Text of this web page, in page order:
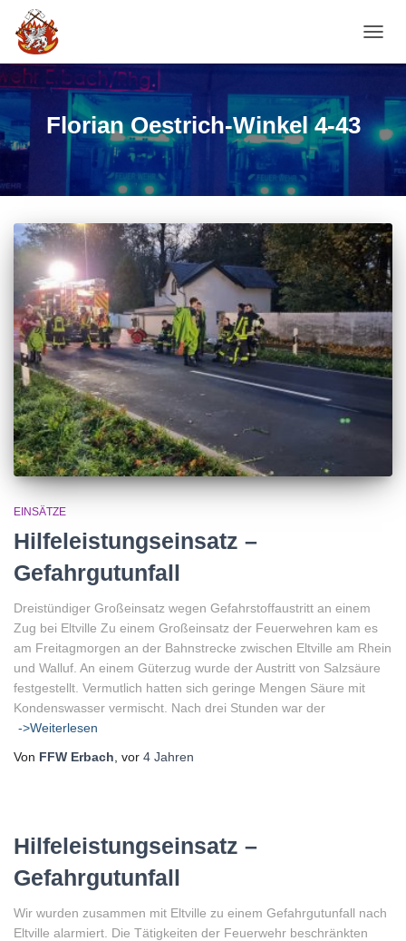
Florian Oestrich-Winkel 4-43
EINSÄTZE
Hilfeleistungseinsatz –
Gefahrgutunfall
Dreistündiger Großeinsatz wegen Gefahrstoffaustritt an einem
Zug bei Eltville Zu einem Großeinsatz der Feuerwehren kam es
am Freitagmorgen an der Bahnstrecke zwischen Eltville am Rhein
und Walluf. An einem Güterzug wurde der Austritt von Salzsäure
festgestellt. Vermutlich hatten sich geringe Mengen Säure mit
Kondenswasser vermischt. Nach drei Stunden war der
->Weiterlesen
Von FFW Erbach , vor 4 Jahren
Hilfeleistungseinsatz –
Gefahrgutunfall
Wir wurden zusammen mit Eltville zu einem Gefahrgutunfall nach
Eltville alarmiert. Die Tätigkeiten der Feuerwehr beschränkten